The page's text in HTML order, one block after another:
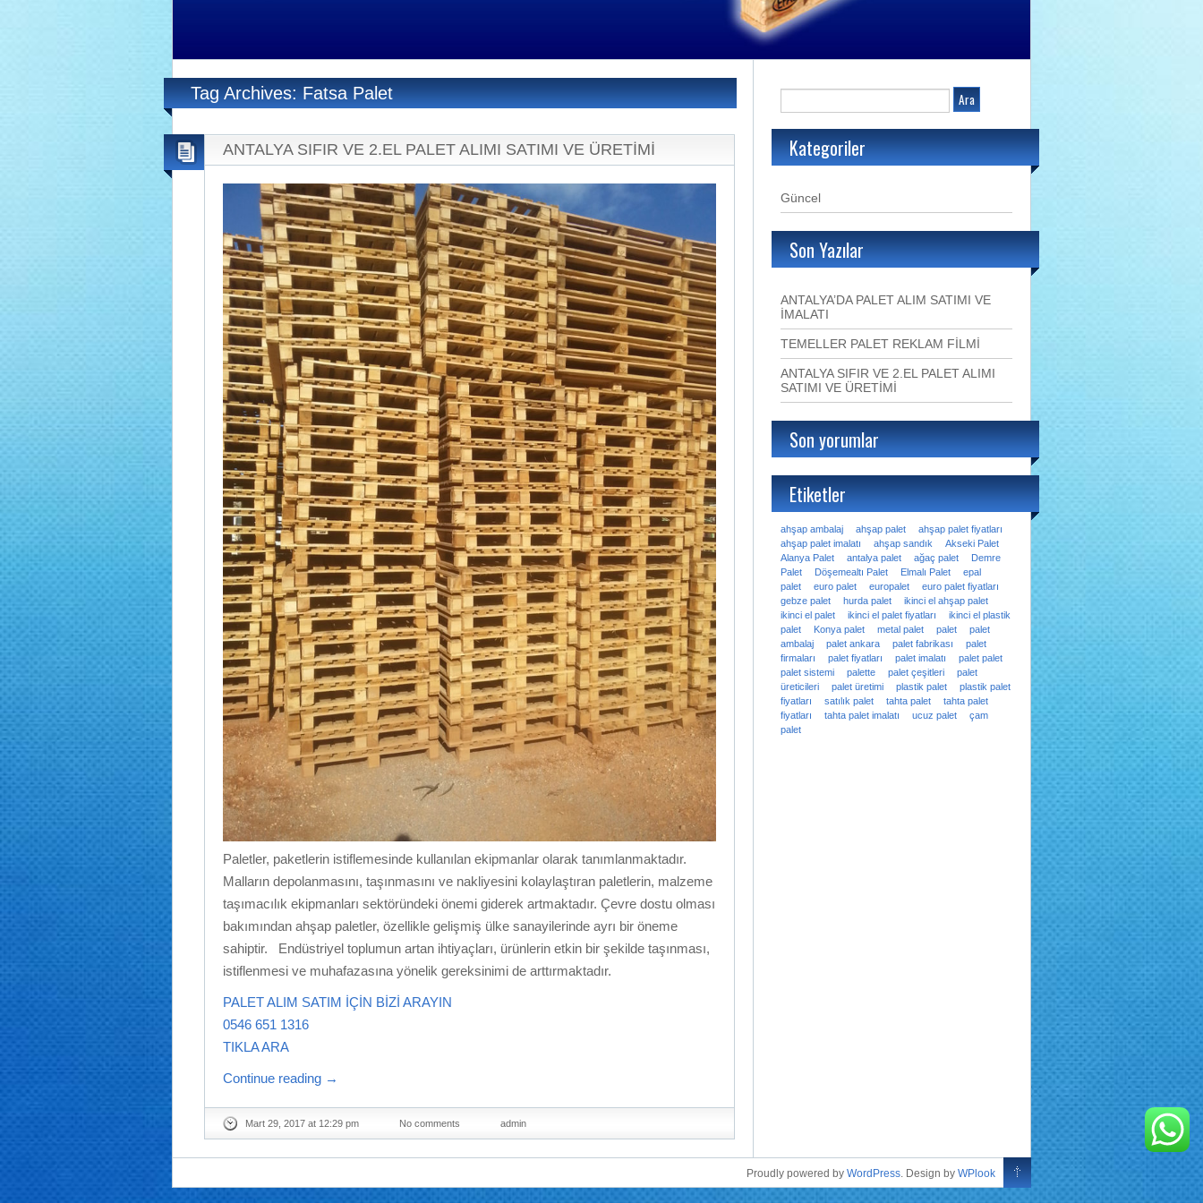
Tag Archives: Fatsa Palet
ANTALYA SIFIR VE 2.EL PALET ALIMI SATIMI VE ÜRETİMİ
Paletler, paketlerin istiflemesinde kullanılan ekipmanlar olarak tanımlanmaktadır.
Malların depolanmasını, taşınmasını ve nakliyesini kolaylaştıran paletlerin, malzeme
taşımacılık ekipmanları sektöründeki önemi giderek artmaktadır. Çevre dostu olması
bakımından ahşap paletler, özellikle gelişmiş ülke sanayilerinde ayrı bir öneme
sahiptir. Endüstriyel toplumun artan ihtiyaçları, ürünlerin etkin bir şekilde taşınması,
istiflenmesi ve muhafazasına yönelik gereksinimi de arttırmaktadır.
PALET ALIM SATIM İÇİN BİZİ ARAYIN
0546 651 1316
TIKLA ARA
Continue reading →
Mart 29, 2017 at 12:29 pm No comments admin
Kategoriler
Güncel
Son Yazılar
ANTALYA’DA PALET ALIM SATIMI VE
İMALATI
TEMELLER PALET REKLAM FİLMİ
ANTALYA SIFIR VE 2.EL PALET ALIMI
SATIMI VE ÜRETİMİ
Son yorumlar
Etiketler
ahşap ambalaj ahşap palet
ahşap palet fiyatları
ahşap palet imalatı
ahşap sandık
Akseki Palet
Alanya Palet
antalya palet ağaç palet
Demre
Palet
Döşemealtı Palet Elmalı Palet
epal
palet
euro palet europalet
euro palet fiyatları
gebze palet
hurda palet
ikinci el ahşap palet
ikinci el palet
ikinci el palet fiyatları
ikinci el plastik
palet
Konya palet metal palet palet
palet
ambalaj
palet ankara palet fabrikası
palet
firmaları
palet fiyatları palet imalatı
palet palet
palet sistemi
palette palet çeşitleri
palet
üreticileri
palet üretimi plastik palet
plastik palet
fiyatları
satılık palet tahta palet
tahta palet
fiyatları
tahta palet imalatı ucuz palet
çam
palet
Proudly powered by WordPress . Design by WPlook